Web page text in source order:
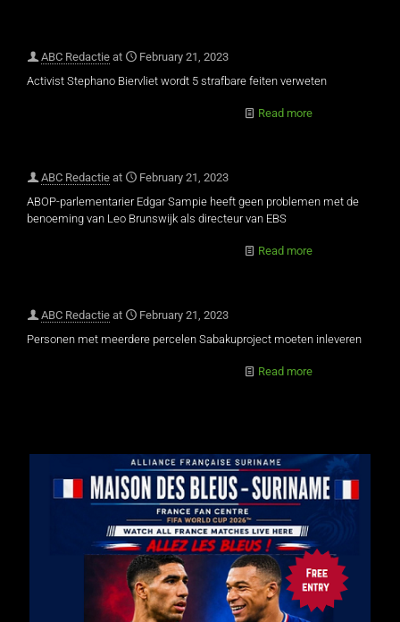
ABC Redactie at
February 21, 2023
Activist Stephano Biervliet wordt 5 strafbare feiten verweten
Read more
ABC Redactie at
February 21, 2023
ABOP-parlementarier Edgar Sampie heeft geen problemen met de
benoeming van Leo Brunswijk als directeur van EBS
Read more
ABC Redactie at
February 21, 2023
Personen met meerdere percelen Sabakuproject moeten inleveren
Read more